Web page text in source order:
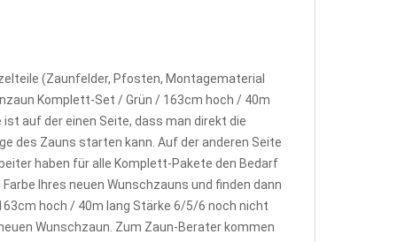
(Zaunfelder, Pfosten, Montagematerial
Komplett-Set / Grün / 163cm hoch / 40m
auf der einen Seite, dass man direkt die
des Zauns starten kann. Auf der anderen Seite
haben für alle Komplett-Pakete den Bedarf
Ihres neuen Wunschzauns und finden dann
hoch / 40m lang Stärke 6/5/6 noch nicht
Wunschzaun. Zum Zaun-Berater kommen